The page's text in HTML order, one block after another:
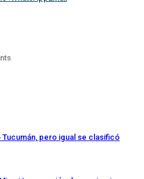
pero igual se clasificó